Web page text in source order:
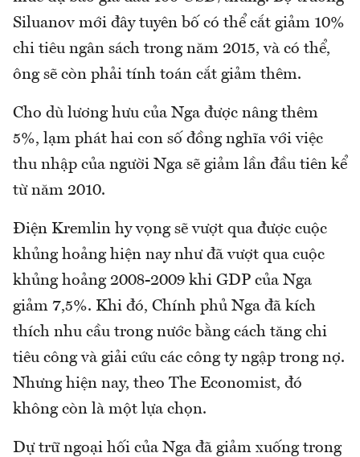
Siluanov mới đây tuyên bố có thể cắt giảm 10%
chi tiêu ngân sách trong năm 2015, và có thể,
ông sẽ còn phải tính toán cắt giảm thêm.
Cho dù lương hưu của Nga được nâng thêm
5%, lạm phát hai con số đồng nghĩa với việc
thu nhập của người Nga sẽ giảm lần đầu tiên kể
từ năm 2010.
Điện Kremlin hy vọng sẽ vượt qua được cuộc
khủng hoảng hiện nay như đã vượt qua cuộc
khủng hoảng 2008-2009 khi GDP của Nga
giảm 7,5%. Khi đó, Chính phủ Nga đã kích
thích nhu cầu trong nước bằng cách tăng chi
tiêu công và giải cứu các công ty ngập trong nợ.
Nhưng hiện nay, theo The Economist, đó
không còn là một lựa chọn.
Dự trữ ngoại hối của Nga đã giảm xuống trong